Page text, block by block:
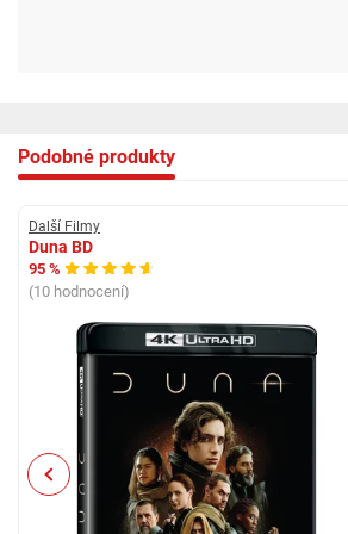
Podobné produkty
Další Filmy
Duna BD
95 %
(10 hodnocení)
Previous